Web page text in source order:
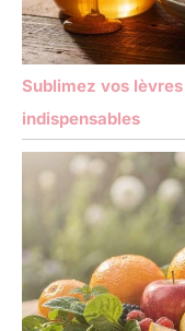
Sublimez vos
indispensables